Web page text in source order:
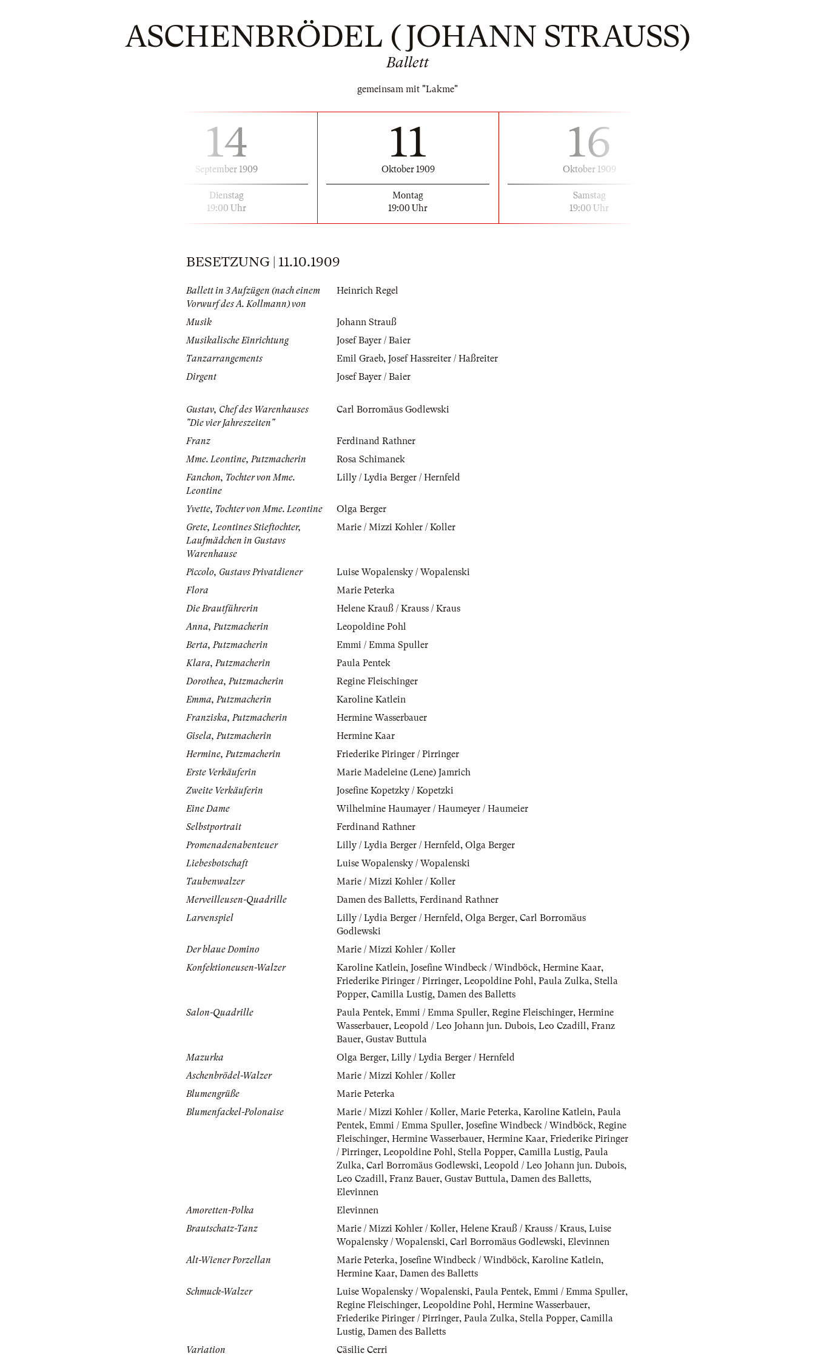
ASCHENBRÖDEL (JOHANN STRAUSS)
Ballett
gemeinsam mit "Lakme"
14
September 1909
Dienstag
19:00 Uhr
11
Oktober 1909
Montag
19:00 Uhr
16
Oktober 1909
Samstag
19:00 Uhr
BESETZUNG | 11.10.1909
Ballett in 3 Aufzügen (nach einem
Vorwurf des A. Kollmann) von
Heinrich Regel
Musik
Johann Strauß
Musikalische Einrichtung
Josef Bayer / Baier
Tanzarrangements
Emil Graeb, Josef Hassreiter / Haßreiter
Dirgent
Josef Bayer / Baier
Gustav, Chef des Warenhauses
"Die vier Jahreszeiten"
Carl Borromäus Godlewski
Franz
Ferdinand Rathner
Mme. Leontine, Putzmacherin
Rosa Schimanek
Fanchon, Tochter von Mme.
Leontine
Lilly / Lydia Berger / Hernfeld
Yvette, Tochter von Mme. Leontine
Olga Berger
Grete, Leontines Stieftochter,
Laufmädchen in Gustavs
Warenhause
Marie / Mizzi Kohler / Koller
Piccolo, Gustavs Privatdiener
Luise Wopalensky / Wopalenski
Flora
Marie Peterka
Die Brautführerin
Helene Krauß / Krauss / Kraus
Anna, Putzmacherin
Leopoldine Pohl
Berta, Putzmacherin
Emmi / Emma Spuller
Klara, Putzmacherin
Paula Pentek
Dorothea, Putzmacherin
Regine Fleischinger
Emma, Putzmacherin
Karoline Katlein
Franziska, Putzmacherin
Hermine Wasserbauer
Gisela, Putzmacherin
Hermine Kaar
Hermine, Putzmacherin
Friederike Piringer / Pirringer
Erste Verkäuferin
Marie Madeleine (Lene) Jamrich
Zweite Verkäuferin
Josefine Kopetzky / Kopetzki
Eine Dame
Wilhelmine Haumayer / Haumeyer / Haumeier
Selbstportrait
Ferdinand Rathner
Promenadenabenteuer
Lilly / Lydia Berger / Hernfeld, Olga Berger
Liebesbotschaft
Luise Wopalensky / Wopalenski
Taubenwalzer
Marie / Mizzi Kohler / Koller
Merveilleusen-Quadrille
Damen des Balletts, Ferdinand Rathner
Larvenspiel
Lilly / Lydia Berger / Hernfeld, Olga Berger, Carl Borromäus
Godlewski
Der blaue Domino
Marie / Mizzi Kohler / Koller
Konfektioneusen-Walzer
Karoline Katlein, Josefine Windbeck / Windböck, Hermine Kaar,
Friederike Piringer / Pirringer, Leopoldine Pohl, Paula Zulka, Stella
Popper, Camilla Lustig, Damen des Balletts
Salon-Quadrille
Paula Pentek, Emmi / Emma Spuller, Regine Fleischinger, Hermine
Wasserbauer, Leopold / Leo Johann jun. Dubois, Leo Czadill, Franz
Bauer, Gustav Buttula
Mazurka
Olga Berger, Lilly / Lydia Berger / Hernfeld
Aschenbrödel-Walzer
Marie / Mizzi Kohler / Koller
Blumengrüße
Marie Peterka
Blumenfackel-Polonaise
Marie / Mizzi Kohler / Koller, Marie Peterka, Karoline Katlein, Paula
Pentek, Emmi / Emma Spuller, Josefine Windbeck / Windböck, Regine
Fleischinger, Hermine Wasserbauer, Hermine Kaar, Friederike Piringer
/ Pirringer, Leopoldine Pohl, Stella Popper, Camilla Lustig, Paula
Zulka, Carl Borromäus Godlewski, Leopold / Leo Johann jun. Dubois,
Leo Czadill, Franz Bauer, Gustav Buttula, Damen des Balletts,
Elevinnen
Amoretten-Polka
Elevinnen
Brautschatz-Tanz
Marie / Mizzi Kohler / Koller, Helene Krauß / Krauss / Kraus, Luise
Wopalensky / Wopalenski, Carl Borromäus Godlewski, Elevinnen
Alt-Wiener Porzellan
Marie Peterka, Josefine Windbeck / Windböck, Karoline Katlein,
Hermine Kaar, Damen des Balletts
Schmuck-Walzer
Luise Wopalensky / Wopalenski, Paula Pentek, Emmi / Emma Spuller,
Regine Fleischinger, Leopoldine Pohl, Hermine Wasserbauer,
Friederike Piringer / Pirringer, Paula Zulka, Stella Popper, Camilla
Lustig, Damen des Balletts
Variation
Cäsilie Cerri